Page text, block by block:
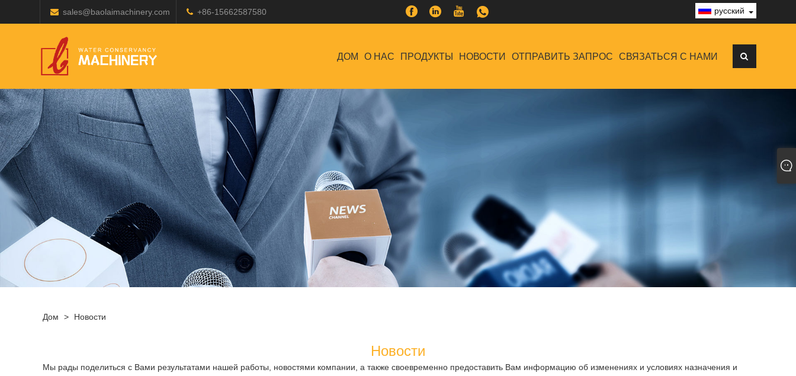
sales@baolaimachinery.com +86-15662587580 русский
ДОМ О НАС ПРОДУКТЫ НОВОСТИ ОТПРАВИТЬ ЗАПРОС СВЯЗАТЬСЯ С НАМИ
Дом > Новости
Новости
Мы рады поделиться с Вами результатами нашей работы, новостями компании, а также своевременно предоставить Вам информацию об изменениях и условиях назначения и